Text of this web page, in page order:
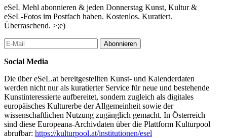
Mirjana Mihajlovic, Pater Bellus, St. Majus Ambrosius, Kardinal
Kenan, Prophetin Sabine Krobath, Hellseher Medium Aurelio,
Hl. Leo Claudia XVI
Mit Musik der Heiligen Resitant, der Heiligen Mutter Haider, des
Heiligen Kenan Kokic.
...Mehr lesen
eSeL Mehl abonnieren & jeden Donnerstag Kunst, Kultur &
eSeL-Fotos im Postfach haben. Kostenlos. Kuratiert.
Überraschend. >;e)
Abonnieren
Social Media
Die über eSeL.at bereitgestellten Kunst- und Kalenderdaten
werden nicht nur als kuratierter Service für neue und bestehende
Kunstinteressierte aufbereitet, sondern zugleich als digitales
europäisches Kulturerbe der Allgemeinheit sowie der
wissenschaftlichen Nutzung zugänglich gemacht. In Österreich
sind diese Europeana-Archivdaten über die Plattform Kulturpool
abrufbar: https://kulturpool.at/institutionen/esel